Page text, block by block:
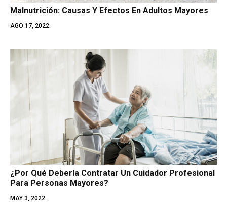
Malnutrición: Causas Y Efectos En Adultos Mayores
AGO 17, 2022
¿Por Qué Debería Contratar Un Cuidador Profesional
Para Personas Mayores?
MAY 3, 2022